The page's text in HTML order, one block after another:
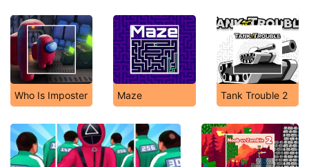
Who Is Imposter Maze Tank Trouble 2